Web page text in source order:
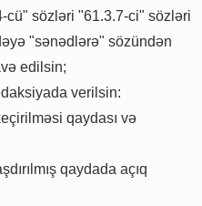
cü" sözləri "61.3.7-ci" sözləri
"sənədlərə" sözündən
edilsin;
verilsin:
qaydası və
qaydada açıq